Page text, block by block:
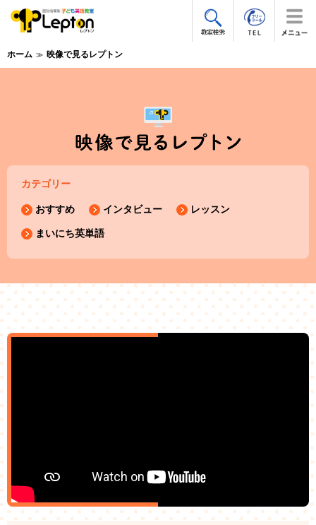
ホーム 映像で見るレプトン
カテゴリー
おすすめ インタビュー レッスン
まいにち英単語